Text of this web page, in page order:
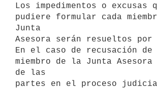
Los impedimentos o excusas
pudiere formular cada
Junta
Asesora serán resueltos por
En el caso de recusación de
miembro de la Junta Asesora
de las
partes en el proceso